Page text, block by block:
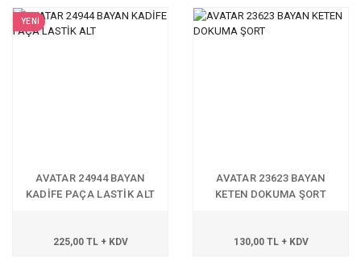
YENİ
AVATAR 24944 BAYAN
KADİFE PAÇA LASTİK ALT
225,00 TL + KDV
AVATAR 23623 BAYAN
KETEN DOKUMA ŞORT
130,00 TL + KDV